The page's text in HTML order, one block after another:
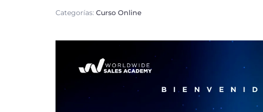
Categorías: Curso Online